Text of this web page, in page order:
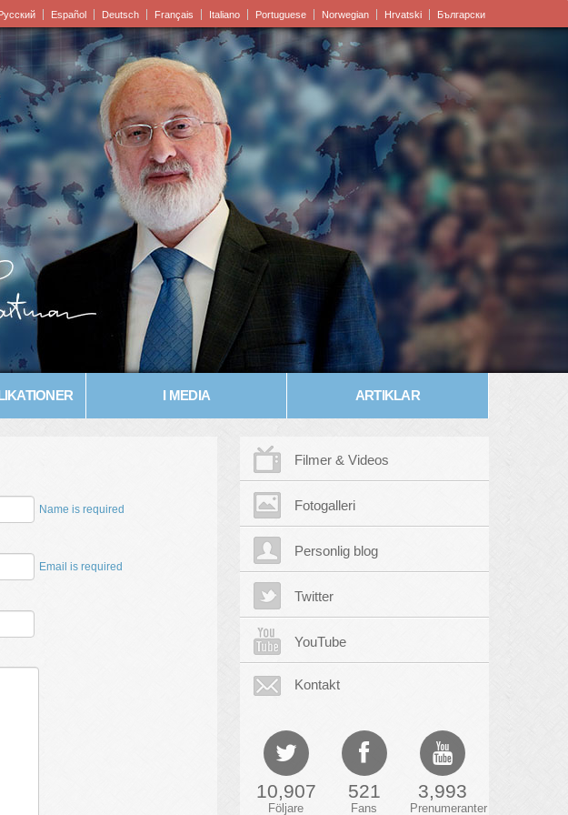
Español Deutsch Français Italiano Portuguese Norwegian Hrvatski Български
I MEDIA ARTIKLAR
Name is required
Email is required
Filmer & Videos
Fotogalleri
Personlig blog
Twitter
YouTube
Kontakt
10,907
Följare
521
Fans
3,993
Prenumeranter